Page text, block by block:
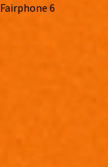
Fairphone 6